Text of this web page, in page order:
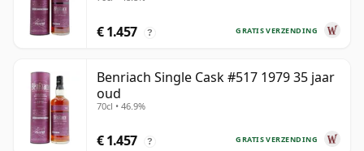
GRATIS VERZENDING
€ 1.457 ?
Benriach Single Cask #517 1979 35 jaar
oud
70cl • 46.9%
GRATIS VERZENDING
€ 1.457 ?